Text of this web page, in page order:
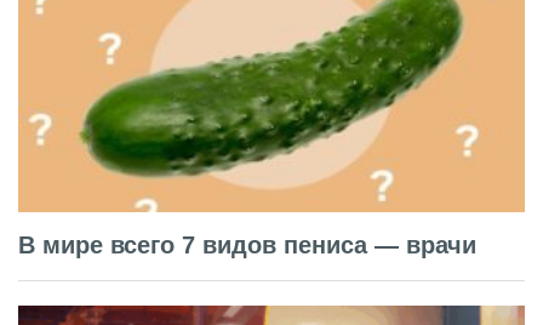
В мире всего 7 видов пениса — врачи